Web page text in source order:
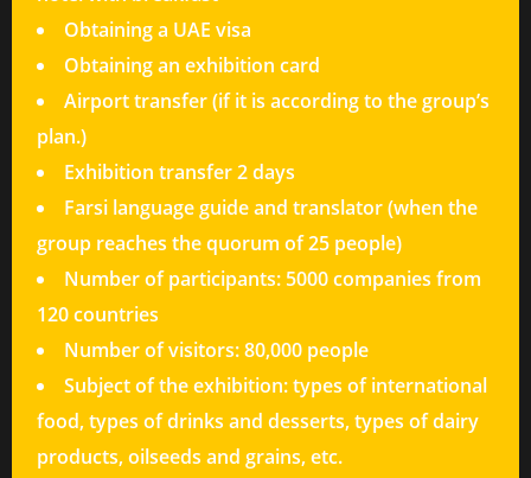
Obtaining a UAE visa
Obtaining an exhibition card
Airport transfer (if it is according to the group’s
plan.)
Exhibition transfer 2 days
Farsi language guide and translator (when the
group reaches the quorum of 25 people)
Number of participants: 5000 companies from
120 countries
Number of visitors: 80,000 people
Subject of the exhibition: types of international
food, types of drinks and desserts, types of dairy
products, oilseeds and grains, etc.